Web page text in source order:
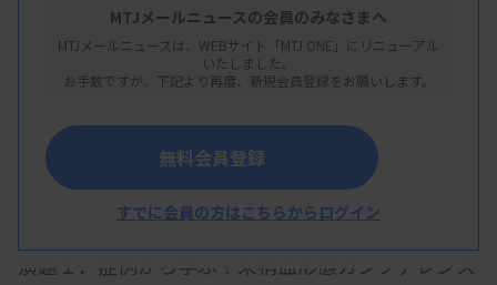
主 催
大分県臨床検査技師会
概 要
【プログラム】
演題１．症例から学ぶ！末梢血形態カンファレンス
MTJメールニュースの会員のみなさまへ
MTJメールニュースは、WEBサイト「MTJ ONE」にリニューアル
いたしました。
お手数ですが、下記より再度、新規会員登録をお願いします。
無料会員登録
すでに会員の方はこちらからログイン